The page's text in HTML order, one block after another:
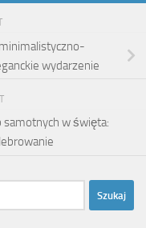
wydarzenie
samotnych w święta: